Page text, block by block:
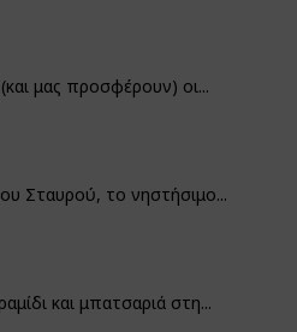
μας προσφέρουν) οι...
Σταυρού, το νηστήσιμο...
και μπατσαριά στη...